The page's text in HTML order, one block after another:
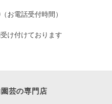
お電話受付時間）
け付けております
芸の専門店